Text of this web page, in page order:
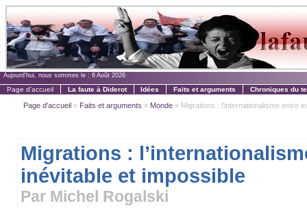
Aujourd'hui, nous sommes le : 6 Août 2026
Page d'accueil La faute à Diderot Idées Faits et arguments Chroniques du
Page d'accueil » Faits et arguments » Monde » Migrations : l’internationalisme entre
Migrations :
inévitable et impossible
Par Michel Rogalski